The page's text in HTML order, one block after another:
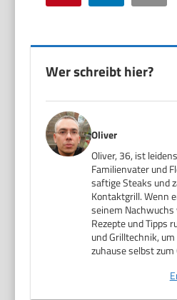
Wer schreibt hier?
Oliver
Oliver, 36, ist
Familienvater und
saftige Steaks und
Kontaktgrill. Wenn
seinem
Rezepte und Tipps
und Grilltechnik,
zuhause selbst